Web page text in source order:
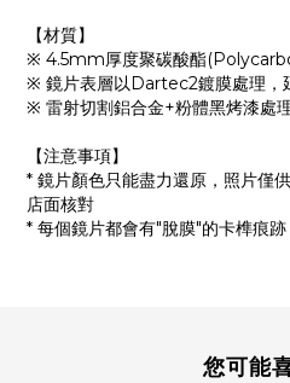
【材質】
※ 4.5mm厚度聚碳酸酯
※ 鏡片表層以Dartec2鍍膜處理，
※ 雷射切割鋁合金+粉體黑烤漆處
【注意事項】
* 鏡片顏色只能盡力還原，照片僅
店面核對
* 每個鏡片都會有"脫膜"的卡榫痕
您可能